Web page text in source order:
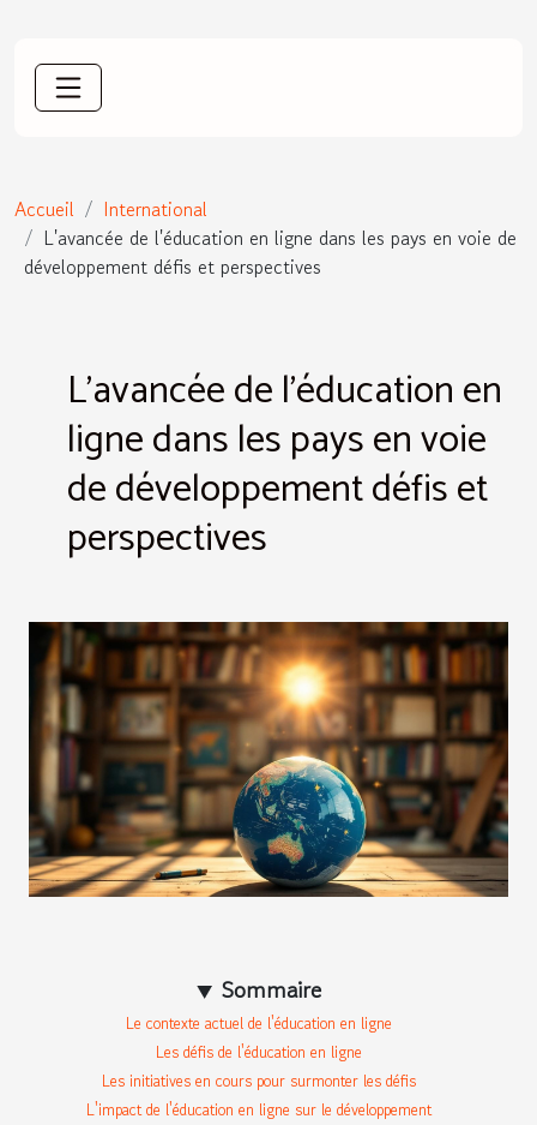
Accueil
International
L'avancée de l'éducation en ligne dans les pays en voie de
développement défis et perspectives
L'avancée de l'éducation en
ligne dans les pays en voie
de développement défis et
perspectives
Sommaire
Le contexte actuel de l'éducation en ligne
Les défis de l'éducation en ligne
Les initiatives en cours pour surmonter les défis
L'impact de l'éducation en ligne sur le développement